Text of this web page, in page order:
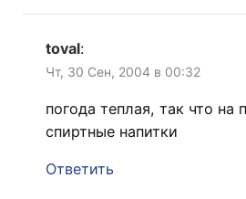
toval:
Чт, 30 Сен, 2004 в 00:32
погода теплая, так что на
спиртные напитки
Ответить